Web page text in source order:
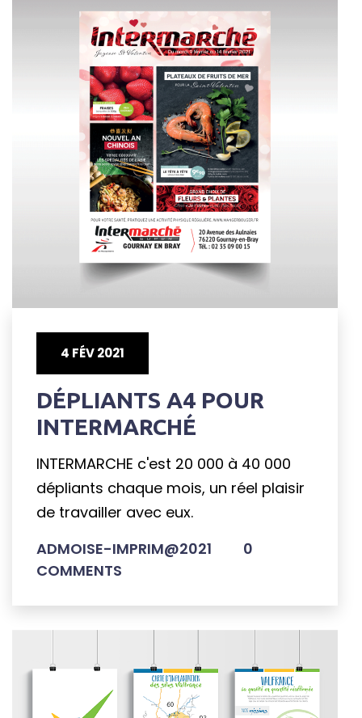
4 FÉV 2021
DÉPLIANTS A4 POUR
INTERMARCHÉ
INTERMARCHE c'est 20 000 à 40 000
dépliants chaque mois, un réel plaisir
de travailler avec eux.
ADMOISE-IMPRIM@2021
0
COMMENTS